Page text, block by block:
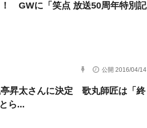
GWに「笑点 放送50周年特別記
公開 2016/04/14
亭昇太さんに決定 歌丸師匠は「終
ら...